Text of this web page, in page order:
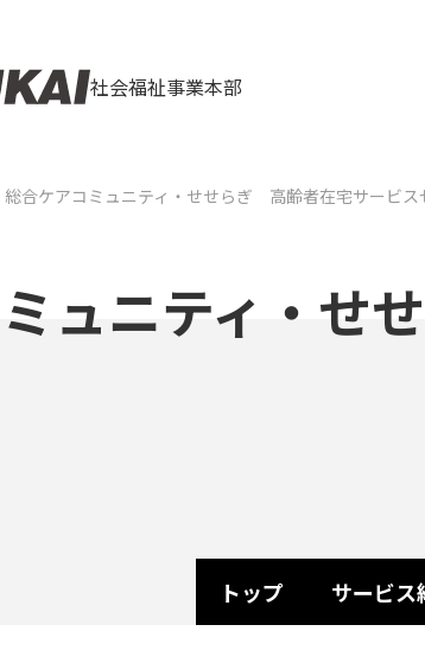
社会福祉事業本部
総合ケアコミュニティ・せせらぎ 高齢者在宅サービス
ュニティ・せ
トップ サービス